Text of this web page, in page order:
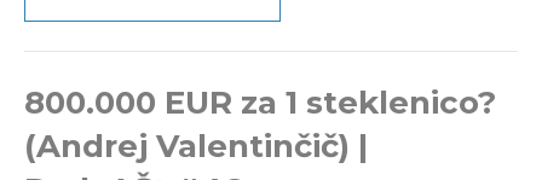
800.000 EUR za 1 steklenico?
(Andrej Valentinčič) |